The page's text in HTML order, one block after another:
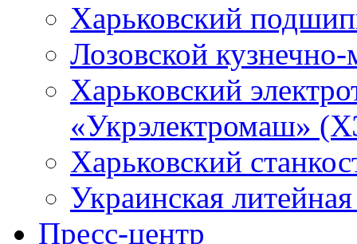
Харьковский
Лозовской
Харьковский
«Укрэлектромаш»
Харьковский
Украинская
Пресс-центр